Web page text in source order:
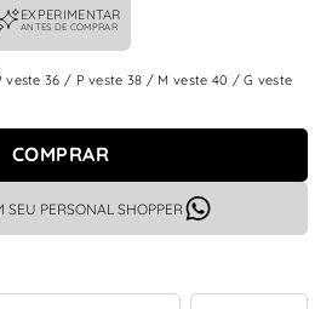
EXPERIMENTAR
ANTES DE COMPRAR
veste 36 / P veste 38 / M veste 40 / G veste
COMPRAR
SEU PERSONAL SHOPPER